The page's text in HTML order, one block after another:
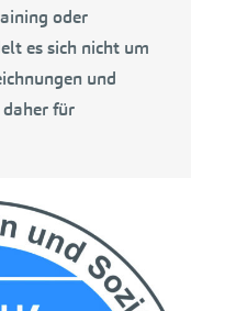
oder
es sich nicht um
und
daher für